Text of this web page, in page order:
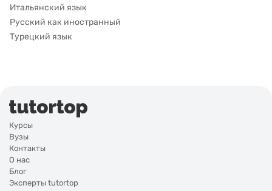
Итальянский язык
Русский как иностранный
Турецкий язык
Курсы
Вузы
Контакты
О нас
Блог
Эксперты tutortop